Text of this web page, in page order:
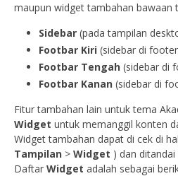
maupun widget tambahan bawaan
Sidebar (pada tampilan
Footbar Kiri (sidebar di
Footbar Tengah (sidebar di
Footbar Kanan (sidebar di
Fitur tambahan lain untuk tema
Widget untuk memanggil konten
Widget tambahan dapat di cek di
Tampilan > Widget ) dan
Daftar Widget adalah sebagai